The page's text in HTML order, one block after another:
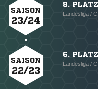
SAISON
23/24
8. PLATZ
Landesliga /
SAISON
22/23
6. PLATZ
Landesliga /